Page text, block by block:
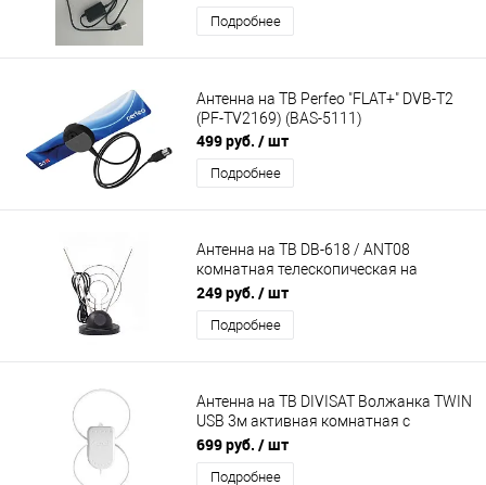
Подробнее
Антенна на ТВ Perfeo "FLAT+" DVB-T2
(PF-TV2169) (BAS-5111)
499 руб. / шт
Подробнее
Антенна на ТВ DB-618 / ANT08
комнатная телескопическая на
подставке (кольцо с усами)
249 руб. / шт
Подробнее
Антенна на ТВ DIVISAT Волжанка TWIN
USB 3м активная комнатная с
присоской
699 руб. / шт
Подробнее